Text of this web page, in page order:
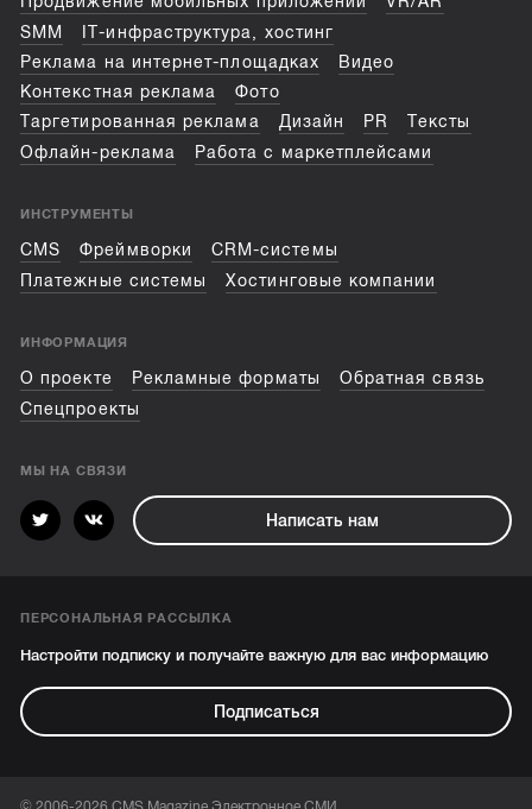
SMM
IT-инфраструктура, хостинг
Реклама на интернет-площадках
Видео
Контекстная реклама
Фото
Таргетированная реклама
Дизайн PR
Тексты
Офлайн-реклама
Работа с маркетплейсами
ИНСТРУМЕНТЫ
CMS Фреймворки
CRM-системы
Платежные системы
Хостинговые компании
ИНФОРМАЦИЯ
О проекте Рекламные форматы
Обратная связь
Спецпроекты
МЫ НА СВЯЗИ
Написать нам
ПЕРСОНАЛЬНАЯ РАССЫЛКА
Настройти подписку и получайте важную для вас информацию
Подписаться